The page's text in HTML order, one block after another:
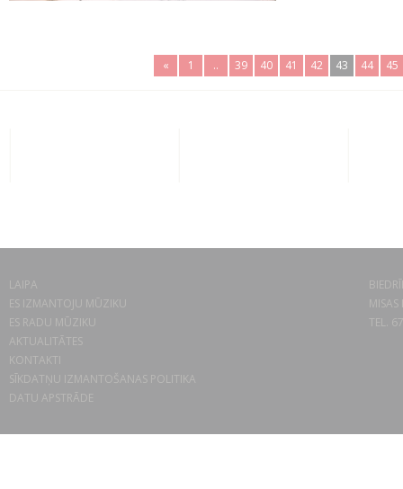
« 1 .. 39 40 41 42 43 44 45
LAIPA
ES IZMANTOJU MŪZIKU
ES RADU MŪZIKU
AKTUALITĀTES
KONTAKTI
SĪKDATŅU IZMANTOŠANAS POLITIKA
DATU APSTRĀDE
TEL.